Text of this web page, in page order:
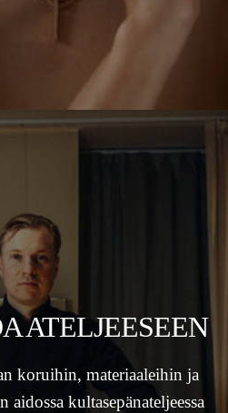
ATELJEESEEN
koruihin, materiaaleihin ja
aidossa kultasepänateljeessa